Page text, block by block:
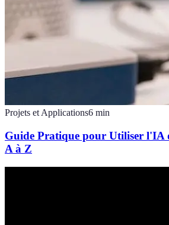
Projets et Applications6 min
Guide Pratique pour Utiliser l'IA
A à Z